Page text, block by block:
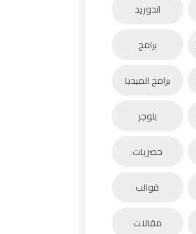
اندوريد
برامج
برامج الميديا
بلوجر
حصريات
قوالب
مقالات